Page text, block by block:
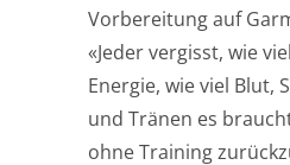
Vorbereitung auf
«Jeder vergisst, wie
Energie, wie viel Blut,
und Tränen es
ohne Training